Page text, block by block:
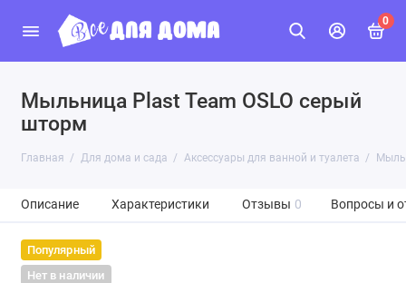
0
Мыльница Plast Team OSLO серый
шторм
Главная Для дома и сада Аксессуары для ванной и туалета
Описание Характеристики Отзывы 0 Вопросы и
Популярный
Нет в наличии